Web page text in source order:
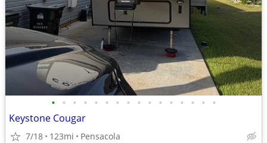
• • • • • • • • • • • • • • • •
Keystone Cougar
7/18 123mi Pensacola